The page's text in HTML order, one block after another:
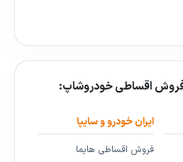
اقساطی خودروشاپ:
ایران خودرو و سایپا
فروش اقساطی هایما